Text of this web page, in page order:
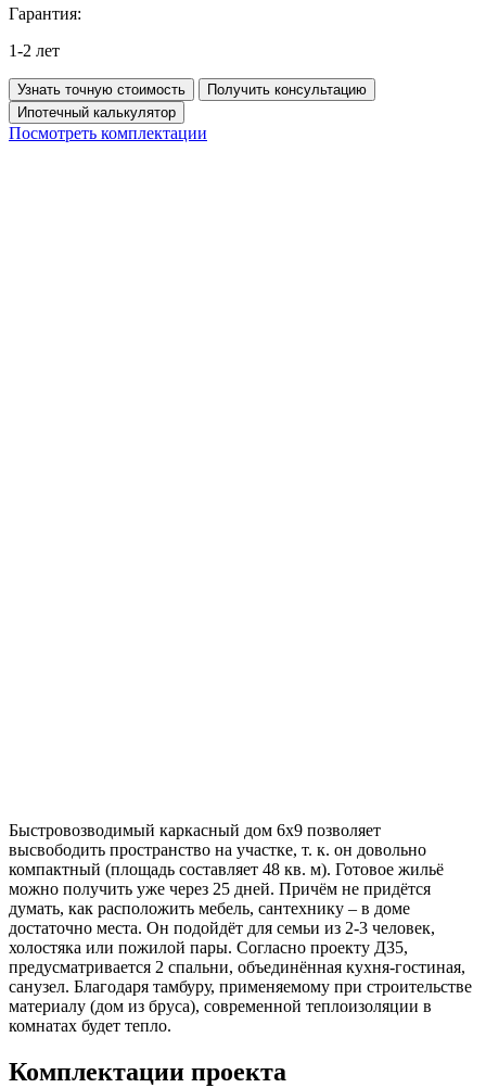
Гарантия:
1-2 лет
Узнать точную стоимость
Получить консультацию
Ипотечный калькулятор
Посмотреть комплектации
Быстровозводимый каркасный дом 6х9 позволяет
высвободить пространство на участке, т. к. он довольно
компактный (площадь составляет 48 кв. м). Готовое жильё
можно получить уже через 25 дней. Причём не придётся
думать, как расположить мебель, сантехнику – в доме
достаточно места. Он подойдёт для семьи из 2-3 человек,
холостяка или пожилой пары. Согласно проекту Д35,
предусматривается 2 спальни, объединённая кухня-гостиная,
санузел. Благодаря тамбуру, применяемому при строительстве
материалу (дом из бруса), современной теплоизоляции в
комнатах будет тепло.
Комплектации проекта